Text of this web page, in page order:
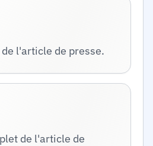
l'article de presse.
de l'article de